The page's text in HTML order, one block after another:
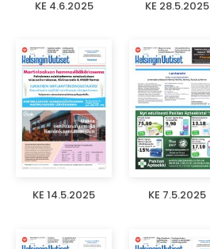
KE 4.6.2025 KE 28.5.2025
KE 14.5.2025 KE 7.5.2025